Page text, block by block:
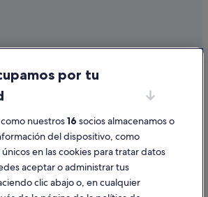
y cómo denunciar contenido
por tu
nuestros16 socios almacenamos o
del dispositivo, como
en las cookies para tratar datos
aceptar o administrar tus
clic abajo o, en cualquier